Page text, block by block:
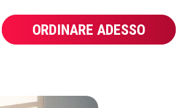
ORDINARE ADESSO